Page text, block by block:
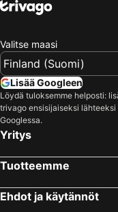
Valitse maasi
Lisää Googleen
Löydä tuloksemme helposti:
trivago ensisijaiseksi lähteeksi
Googlessa.
Yritys
Tuotteemme
Ehdot ja käytännöt